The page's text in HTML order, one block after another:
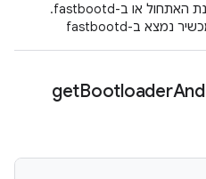
מפה של המספר הסידורי בתוכנת האתחול או ב-fastbootd.
getBootloaderAnd